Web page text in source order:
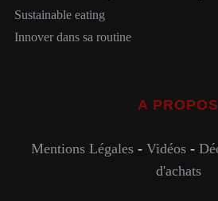
Sustainable eating
Innover dans sa routine
A PROPOS
Mentions Légales- Vidéos-
d'achats